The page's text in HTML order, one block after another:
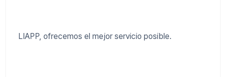
LIAPP, ofrecemos el mejor servicio posible.